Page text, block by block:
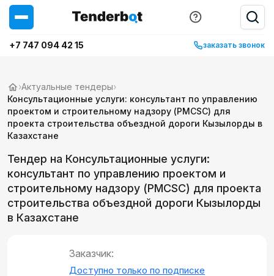
+7 747 094 42 15 заказать звонок
›Актуальные тендеры›
Консультационные услуги: консультант по управлению
проектом и строительному надзору (PMCSC) для
проекта строительства объездной дороги Кызылорды в
Казахстане
Тендер на Консультационные услуги:
консультант по управлению проектом и
строительному надзору (PMCSC) для проекта
строительства объездной дороги Кызылорды
в Казахстане
Заказчик:
Доступно только по подписке